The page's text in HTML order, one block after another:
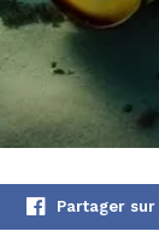
Partager sur